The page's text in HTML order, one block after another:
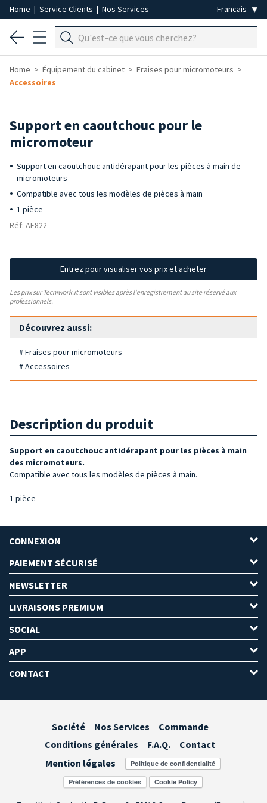
Home | Service Clients | Nos Services
Home Équipement du cabinet
Fraises pour micromoteurs
Accessoires
Support en caoutchouc pour le
micromoteur
Support en caoutchouc antidérapant pour les pièces à main de
micromoteurs
Compatible avec tous les modèles de pièces à main
1 pièce
Réf: AF822
Entrez pour visualiser vos prix et acheter
Les prix sur Tecniwork.it sont visibles après l'enregistrement au site réservé aux
professionnels.
Découvrez aussi:
# Fraises pour micromoteurs
# Accessoires
Description du produit
Support en caoutchouc antidérapant pour les pièces à main
des micromoteurs.
Compatible avec tous les modèles de pièces à main.
1 pièce
CONNEXION
PAIEMENT SÉCURISÉ
NEWSLETTER
LIVRAISONS PREMIUM
SOCIAL
APP
CONTACT
Société Nos Services
Commande
Conditions générales
F.A.Q.
Contact
Mention légales
Préférences de cookies